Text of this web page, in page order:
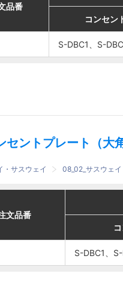
コンセントボックス
S-DBC1、S-DBC1U
品番
コンセン
S-DBC1、S-
コンセントボックス
S-DBC1、S-DBC1U
品番
コンセン
S-DBC1、S-
セントプレート（大
・サスウェイ 08_02_サスウェイ
S-DBC1、S-DBC1U
文品番
S-DBC1、
S-DBC1、S-DBC1U
文品番
S-DBC1、